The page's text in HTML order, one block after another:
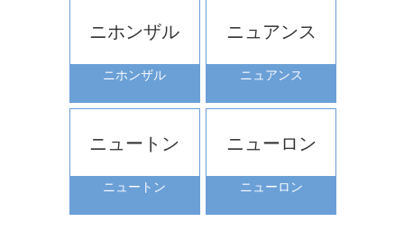
ニホンザル
ニホンザル
ニュアンス
ニュアンス
ニュートン
ニュートン
ニューロン
ニューロン